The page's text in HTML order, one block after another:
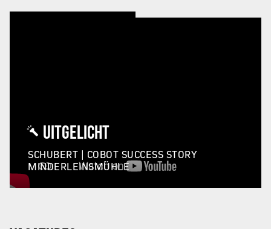
UITGELICHT
SCHUBERT | COBOT SUCCESS STORY
MINDERLEINSMÜHLE